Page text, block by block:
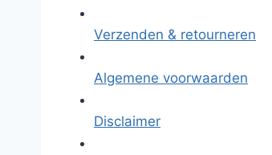
Verzenden & retourneren
Algemene voorwaarden
Disclaimer